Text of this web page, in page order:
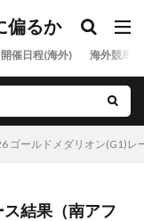
偏るか
開催日程(海外) 海外競馬
ゴールドメダリオン(G1)レ
結果（南アフ